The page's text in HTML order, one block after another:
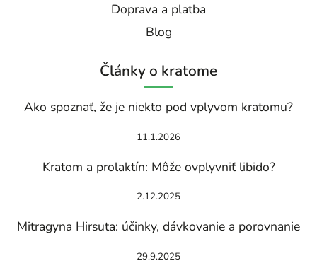
Doprava a platba
Blog
Články o kratome
Ako spoznať, že je niekto pod vplyvom kratomu?
11.1.2026
Kratom a prolaktín: Môže ovplyvniť libido?
2.12.2025
Mitragyna Hirsuta: účinky, dávkovanie a porovnanie
29.9.2025